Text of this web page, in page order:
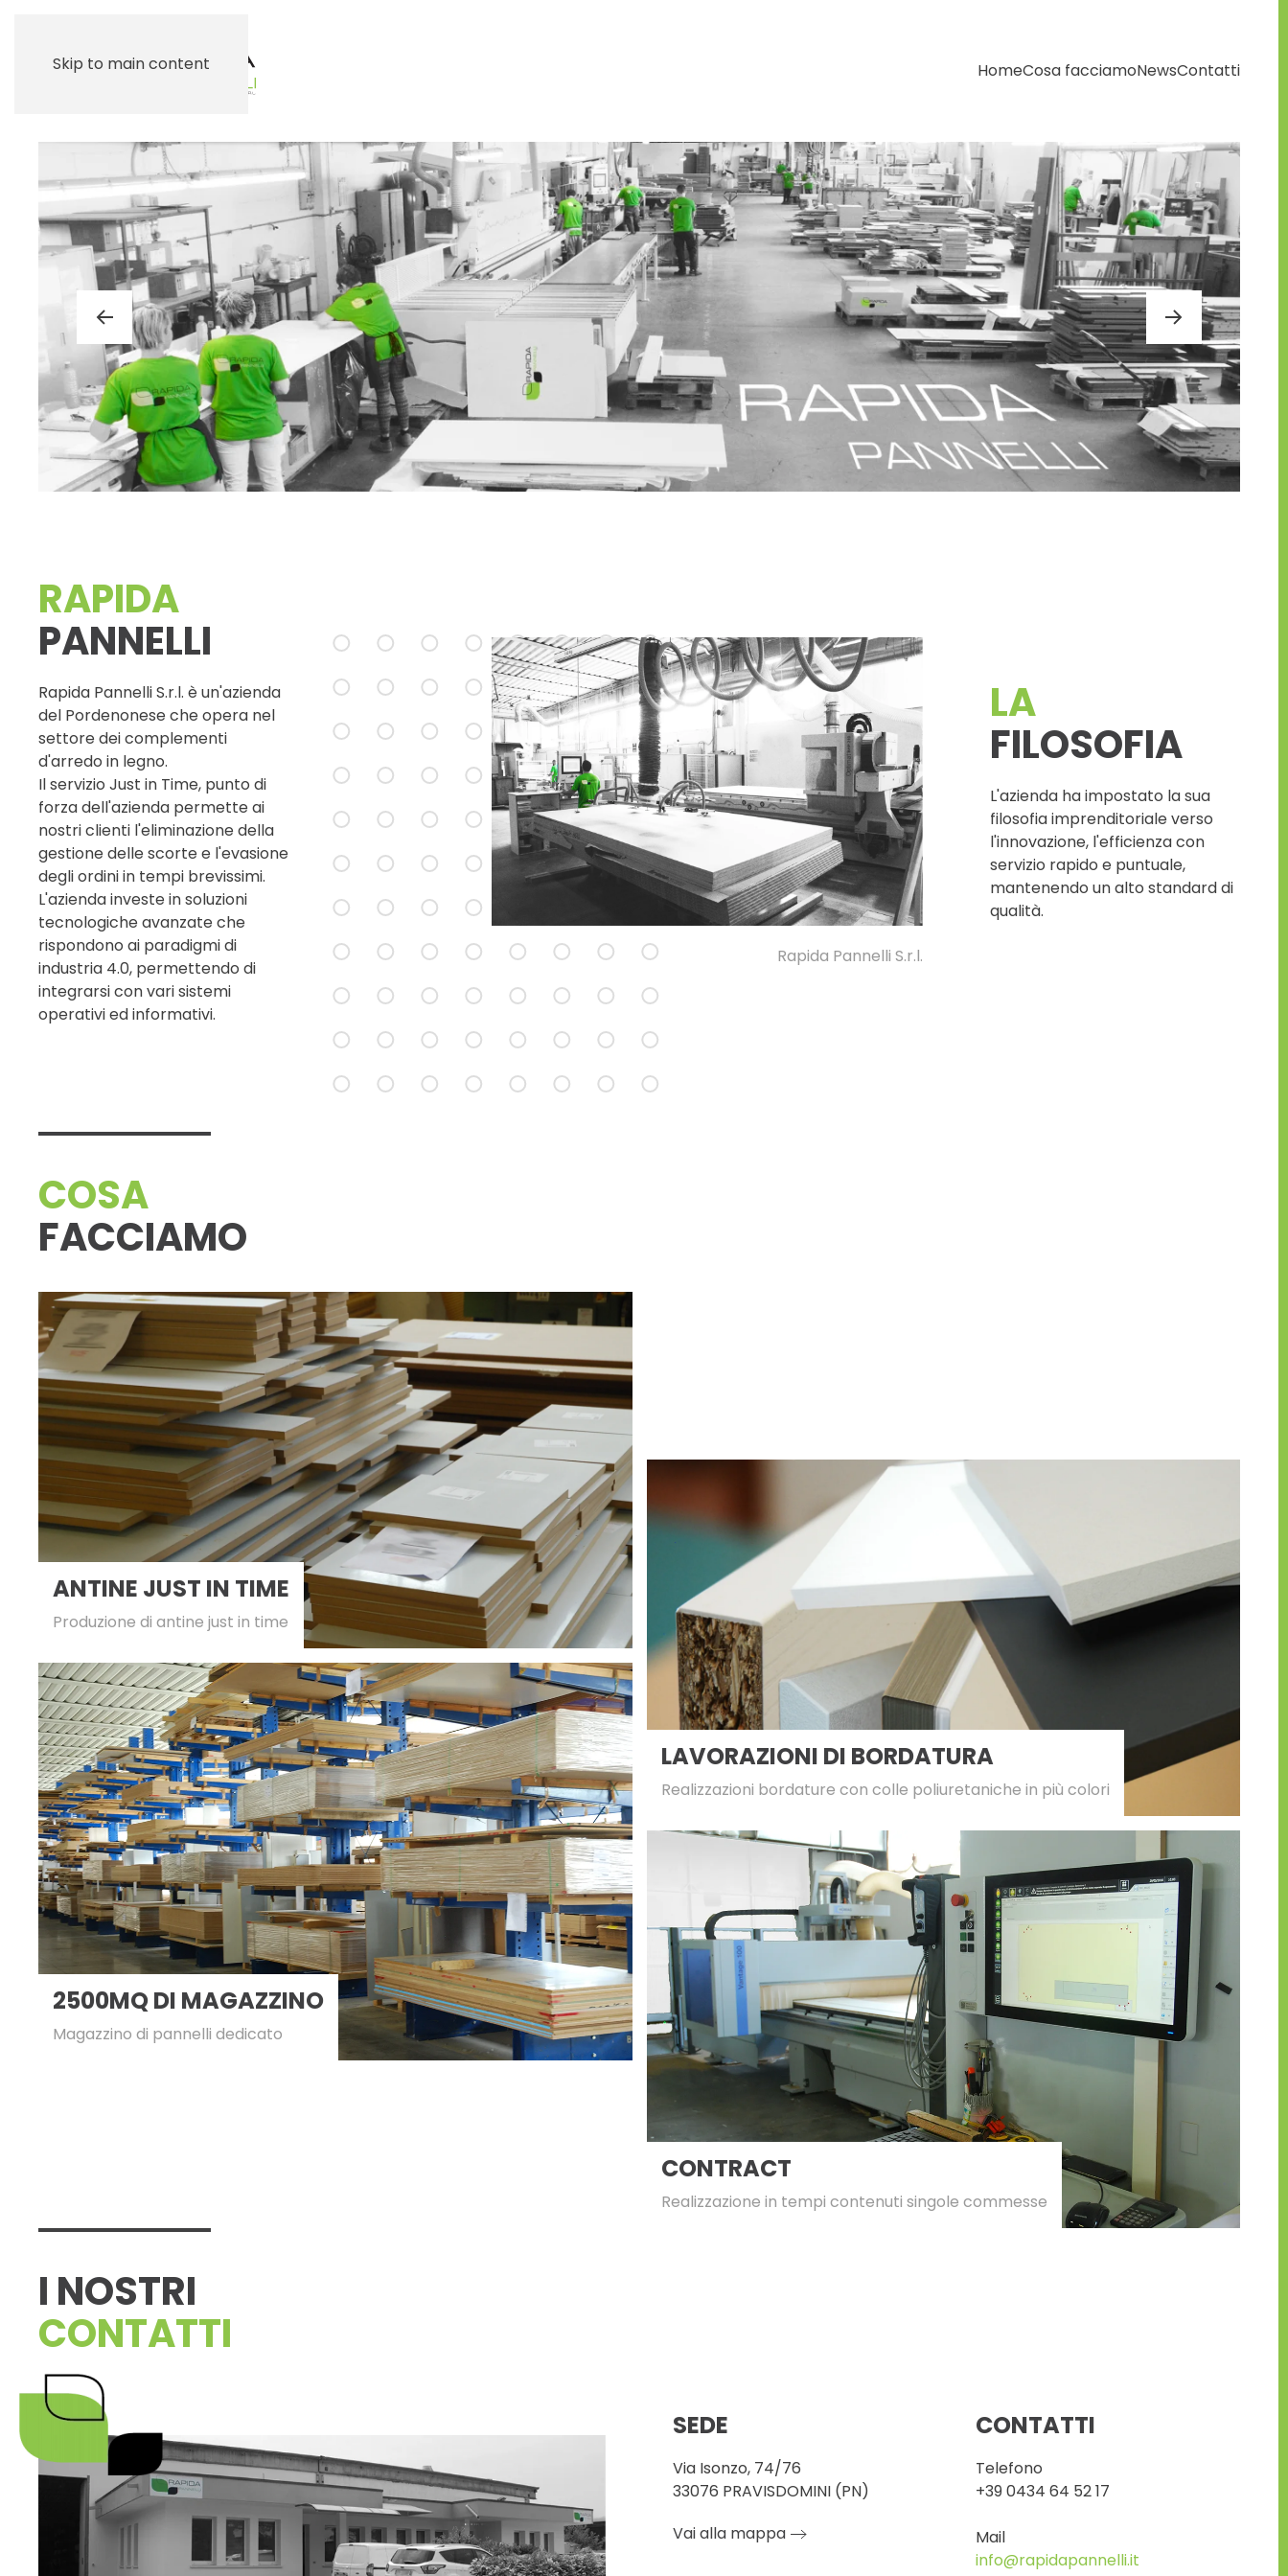
Skip to main content HomeCosa facciamoNewsContatti
RAPIDA
PANNELLI
Rapida Pannelli S.r.l. è un'azienda
del Pordenonese che opera nel
settore dei complementi
d'arredo in legno.
Il servizio Just in Time, punto di
forza dell'azienda permette ai
nostri clienti l'eliminazione della
gestione delle scorte e l'evasione
degli ordini in tempi brevissimi.
L'azienda investe in soluzioni
tecnologiche avanzate che
rispondono ai paradigmi di
industria 4.0, permettendo di
integrarsi con vari sistemi
operativi ed informativi.
Rapida Pannelli S.r.l.
LA
FILOSOFIA
L'azienda ha impostato la sua
filosofia imprenditoriale verso
l'innovazione, l'efficienza con
servizio rapido e puntuale,
mantenendo un alto standard di
qualità.
COSA
FACCIAMO
ANTINE JUST IN TIME
Produzione di antine just in time
LAVORAZIONI DI BORDATURA
Realizzazioni bordature con colle poliuretaniche in più colori
2500MQ DI MAGAZZINO
Magazzino di pannelli dedicato
CONTRACT
Realizzazione in tempi contenuti singole commesse
I NOSTRI
CONTATTI
SEDE
Via Isonzo, 74/76
33076 PRAVISDOMINI (PN)
Vai alla mappa
CONTATTI
Telefono
+39 0434 64 52 17
Mail
info@rapidapannelli.it